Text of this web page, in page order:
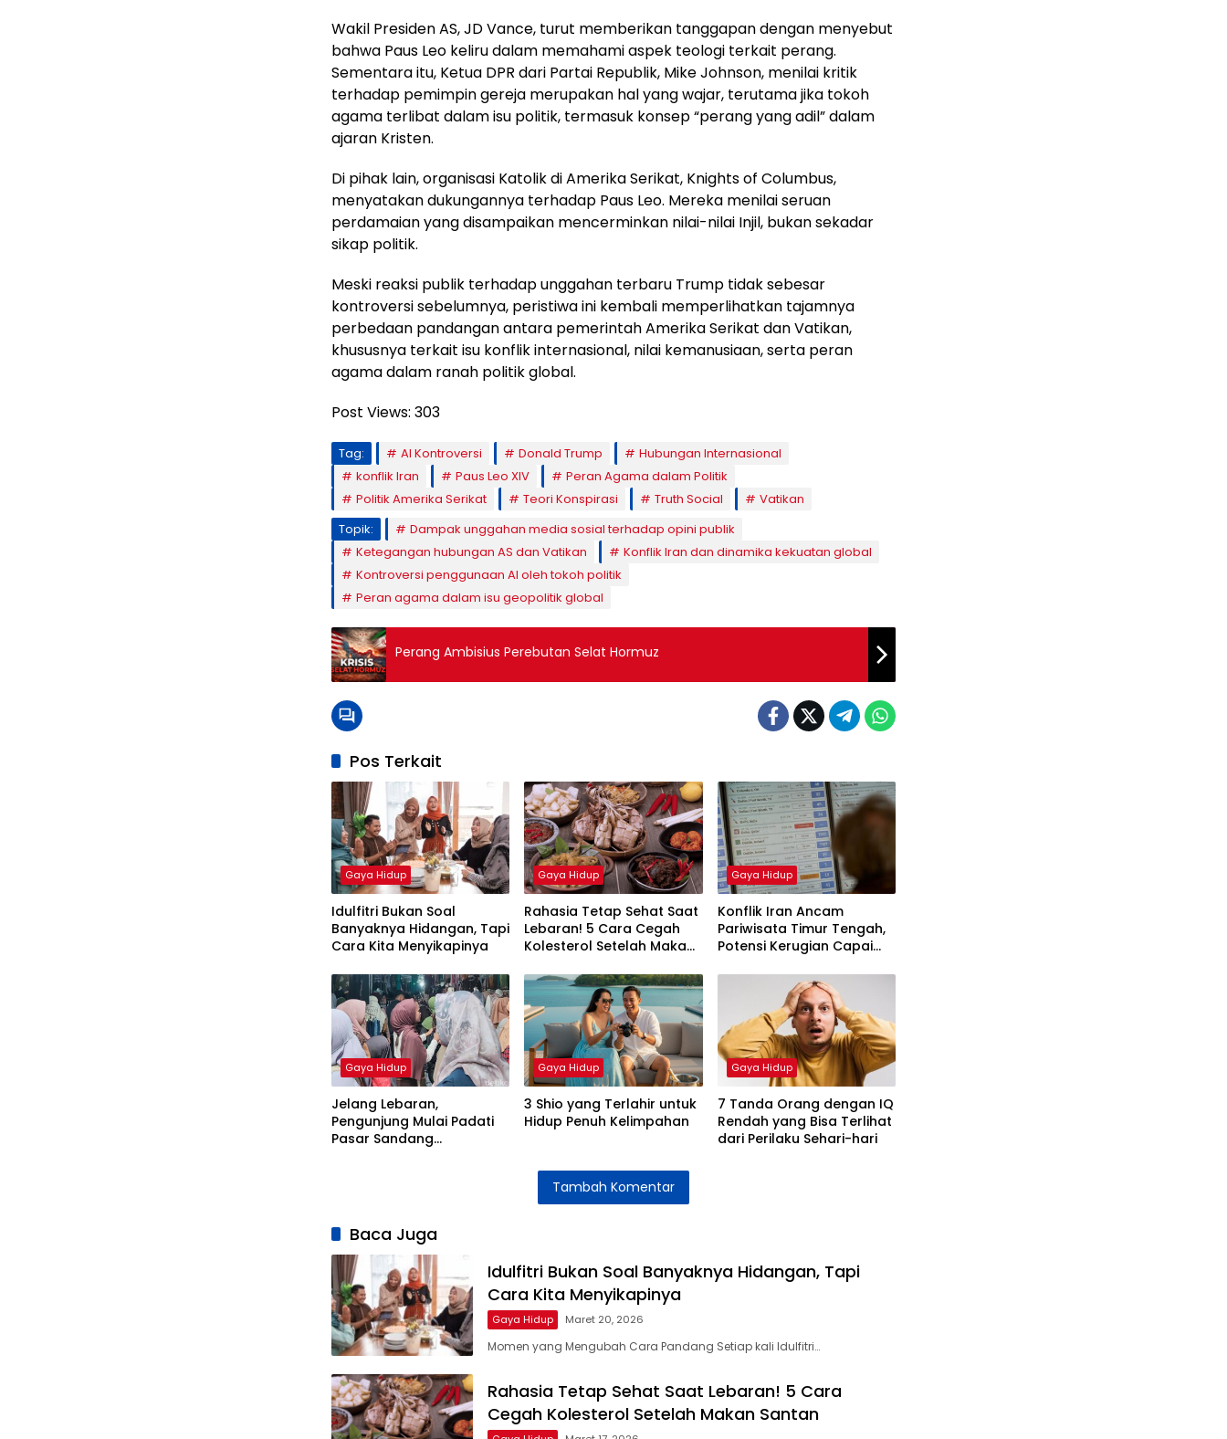
Wakil Presiden AS, JD Vance, turut memberikan tanggapan dengan menyebut
bahwa Paus Leo keliru dalam memahami aspek teologi terkait perang.
Sementara itu, Ketua DPR dari Partai Republik, Mike Johnson, menilai kritik
terhadap pemimpin gereja merupakan hal yang wajar, terutama jika tokoh
agama terlibat dalam isu politik, termasuk konsep “perang yang adil” dalam
ajaran Kristen.
Di pihak lain, organisasi Katolik di Amerika Serikat, Knights of Columbus,
menyatakan dukungannya terhadap Paus Leo. Mereka menilai seruan
perdamaian yang disampaikan mencerminkan nilai-nilai Injil, bukan sekadar
sikap politik.
Meski reaksi publik terhadap unggahan terbaru Trump tidak sebesar
kontroversi sebelumnya, peristiwa ini kembali memperlihatkan tajamnya
perbedaan pandangan antara pemerintah Amerika Serikat dan Vatikan,
khususnya terkait isu konflik internasional, nilai kemanusiaan, serta peran
agama dalam ranah politik global.
Post Views: 303
Tag: AI Kontroversi Donald Trump
Hubungan Internasional
konflik Iran
Paus Leo XIV
Peran Agama dalam Politik
Politik Amerika Serikat
Teori Konspirasi Truth Social
Vatikan
Topik:
Dampak unggahan media sosial terhadap opini publik
Ketegangan hubungan AS dan Vatikan
Konflik Iran dan dinamika kekuatan global
Kontroversi penggunaan AI oleh tokoh politik
Peran agama dalam isu geopolitik global
Perang Ambisius Perebutan Selat Hormuz
Pos Terkait
Gaya Hidup
Idulfitri Bukan Soal
Banyaknya Hidangan, Tapi
Cara Kita Menyikapinya
Gaya Hidup
Rahasia Tetap Sehat Saat
Lebaran! 5 Cara Cegah
Kolesterol Setelah Makan
Gaya Hidup
Konflik Iran Ancam
Pariwisata Timur Tengah,
Potensi Kerugian Capai
Gaya Hidup
Jelang Lebaran,
Pengunjung Mulai Padati
Pasar Sandang
Gaya Hidup
3 Shio yang Terlahir untuk
Hidup Penuh Kelimpahan
Gaya Hidup
7 Tanda Orang dengan IQ
Rendah yang Bisa Terlihat
dari Perilaku Sehari-hari
Tambah Komentar
Baca Juga
Idulfitri Bukan Soal Banyaknya Hidangan, Tapi
Cara Kita Menyikapinya
Gaya Hidup Maret 20, 2026
Momen yang Mengubah Cara Pandang Setiap kali Idulfitri…
Rahasia Tetap Sehat Saat Lebaran! 5 Cara
Cegah Kolesterol Setelah Makan Santan